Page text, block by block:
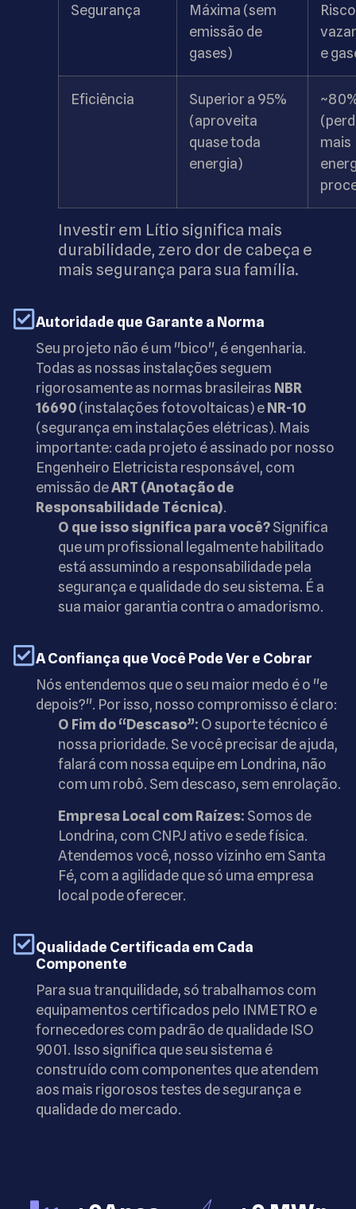
Segurança
Máxima (sem
emissão de
gases)
e
Eficiência
Superior a 95%
(aproveita
quase toda
energia)
mais
Investir em Lítio significa mais
durabilidade, zero dor de cabeça e
mais segurança para sua família.
Autoridade que Garante a Norma
Seu projeto não é um "bico", é engenharia.
Todas as nossas instalações seguem
rigorosamente as normas brasileiras NBR
16690(instalações fotovoltaicas) eNR-10
(segurança em instalações elétricas). Mais
importante: cada projeto é assinado por nosso
Engenheiro Eletricista responsável, com
emissão deART (Anotação de
Responsabilidade Técnica).
O que isso significa para você?Significa
que um profissional legalmente habilitado
está assumindo a responsabilidade pela
segurança e qualidade do seu sistema. É a
sua maior garantia contra o amadorismo.
A Confiança que Você Pode Ver e Cobrar
Nós entendemos que o seu maior medo é o "e
depois?". Por isso, nosso compromisso é claro:
O Fim do “Descaso”: O suporte técnico é
nossa prioridade. Se você precisar de ajuda,
falará com nossa equipe em Londrina, não
com um robô. Sem descaso, sem enrolação.
Empresa Local com Raízes: Somos de
Londrina, com CNPJ ativo e sede física.
Atendemos você, nosso vizinho em Santa
Fé, com a agilidade que só uma empresa
local pode oferecer.
Qualidade Certificada em Cada
Componente
Para sua tranquilidade, só trabalhamos com
equipamentos certificados pelo INMETRO e
fornecedores com padrão de qualidade ISO
9001. Isso significa que seu sistema é
construído com componentes que atendem
aos mais rigorosos testes de segurança e
qualidade do mercado.